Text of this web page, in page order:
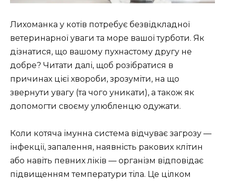
Лихоманка у котів потребує безвідкладної
ветеринарної уваги та море вашої турботи. Як
дізнатися, що вашому пухнастому другу не
добре? Читати далі, щоб розібратися в
причинах цієї хвороби, зрозуміти, на що
звернути увагу (та чого уникати), а також як
допомогти своєму улюбленцю одужати.
Коли котяча імунна система відчуває загрозу —
інфекції, запалення, наявність ракових клітин
або навіть певних ліків — організм відповідає
підвищенням температури тіла. Це цілком